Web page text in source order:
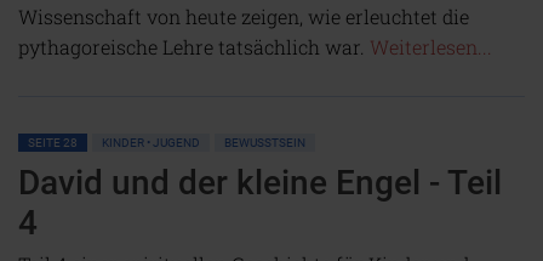
Wissenschaft von heute zeigen, wie erleuchtet die
pythagoreische Lehre tatsächlich war. Weiterlesen...
SEITE 28 KINDER • JUGEND BEWUSSTSEIN
David und der kleine Engel - Teil
4